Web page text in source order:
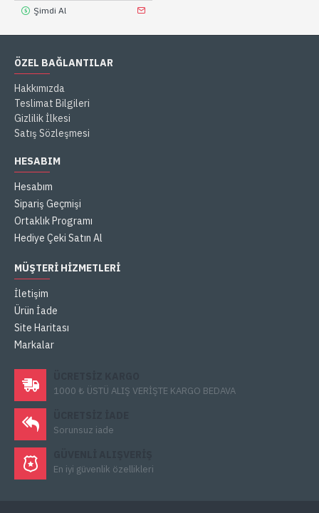
Şimdi Al
ÖZEL BAĞLANTILAR
Hakkımızda
Teslimat Bilgileri
Gizlilik İlkesi
Satış Sözleşmesi
HESABIM
Hesabım
Sipariş Geçmişi
Ortaklık Programı
Hediye Çeki Satın Al
MÜŞTERI HIZMETLERI
İletişim
Ürün İade
Site Haritası
Markalar
1000 ₺ ÜSTÜ ALIŞ VERİŞTE KARGO BEDAVA
Sorunsuz iade
En iyi güvenlik özellikleri